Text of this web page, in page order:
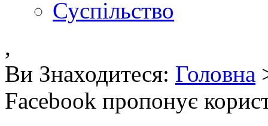
Суспільство
,
Ви Знаходитеся: Головна
Facebook пропонує